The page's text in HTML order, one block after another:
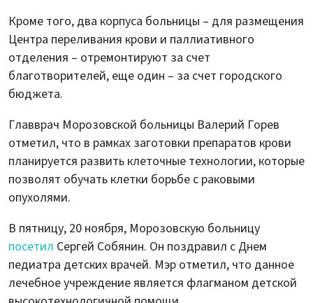
Кроме того, два корпуса больницы – для размещения
Центра переливания крови и паллиативного
отделения – отремонтируют за счет
благотворителей, еще один – за счет городского
бюджета.
Главврач Морозовской больницы Валерий Горев
отметил, что в рамках заготовки препаратов крови
планируется развить клеточные технологии, которые
позволят обучать клетки борьбе с раковыми
опухолями.
В пятницу, 20 ноября, Морозовскую больницу
посетил Сергей Собянин. Он поздравил с Днем
педиатра детских врачей. Мэр отметил, что данное
лечебное учреждение является флагманом детской